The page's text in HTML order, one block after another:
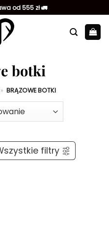
od 555 zł 🚛
botki
» BRĄZOWE BOTKI
filtry